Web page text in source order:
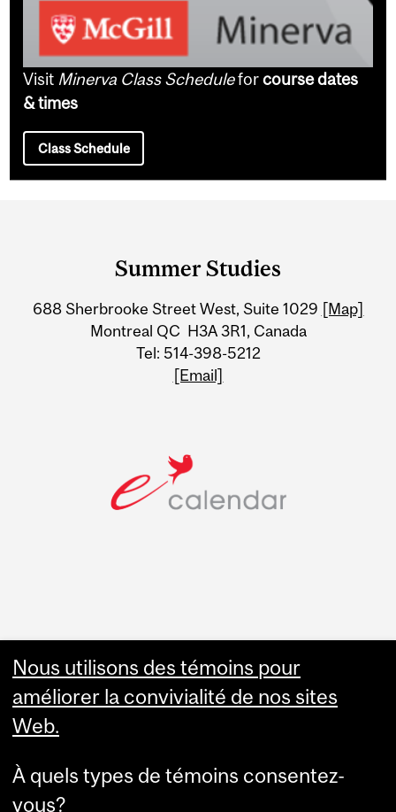
Visit Minerva Class Scheduleforcourse dates
& times
Class Schedule
Information
Summer Studies
688 Sherbrooke Street West, Suite 1029 [Map]
Montreal QC H3A 3R1, Canada
Tel: 514-398-5212
[Email]
Faculty Links
Contact
Nous utilisons des témoins pour
améliorer la convivialité de nos sites
Web.
À quels types de témoins consentez-
vous?